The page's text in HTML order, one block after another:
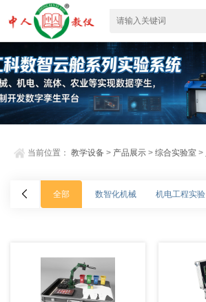
当前位置：教学设备 > 产品展示 >综合实验室 >
全部 数智化机械 机电工程实验